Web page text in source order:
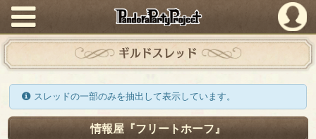
PandoraPartyProject
ギルドスレッド
スレッドの一部のみを抽出して表示しています。
情報屋『フリートホーフ』